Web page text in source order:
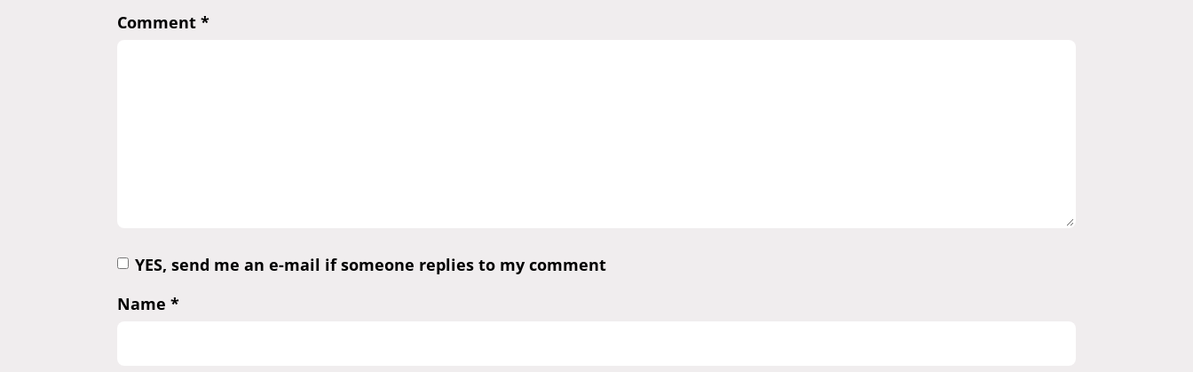
Comment *
YES, send me an e-mail if someone replies to my comment
Name *